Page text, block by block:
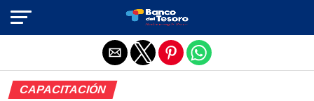
CAPACITACIÓN
Salir de la versión móvil